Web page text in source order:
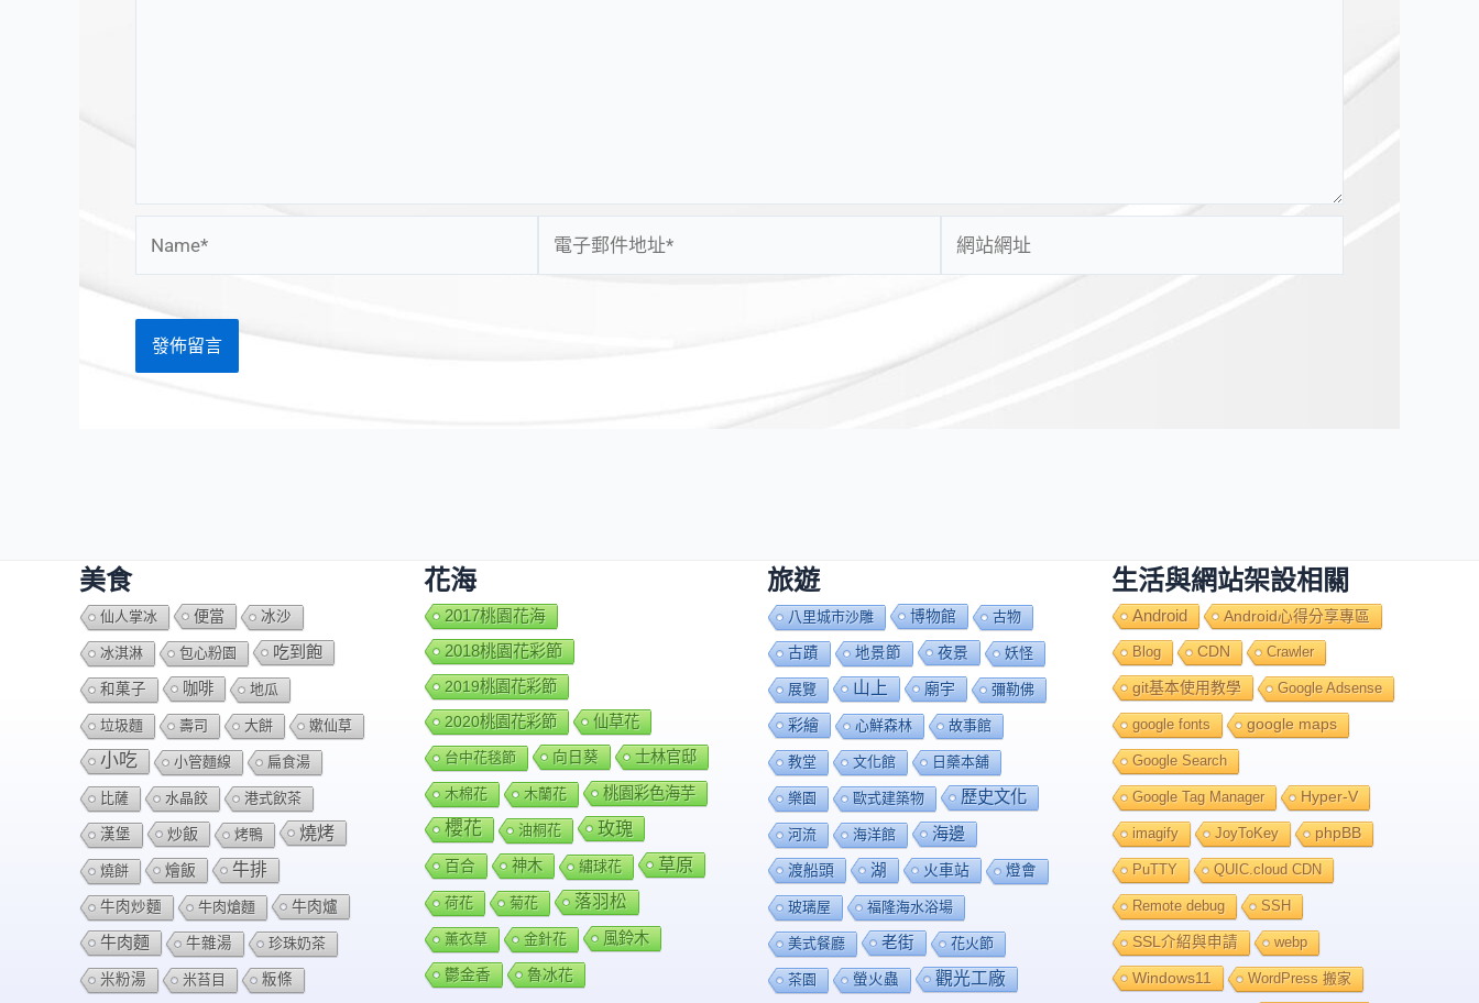
站
美食
仙人掌冰 便當 冰沙
冰淇淋 包心粉園 吃到飽
和菓子 咖啡 地瓜
垃圾麵 壽司 大餅 嫰仙草
小吃 小管麵線 扁食湯
比薩 水晶餃 港式飲茶
漢堡 炒飯 烤鴨 燒烤
燒餅 燴飯 牛排
牛肉炒麵 牛肉熗麵 牛肉爐
牛肉麵 牛雜湯 珍珠奶茶
米粉湯 米苔目 粄條
花海
2017桃園花海
2018桃園花彩節
2019桃園花彩節
2020桃園花彩節
仙草花
台中花毯節 向日葵 士林官邸
木棉花 木蘭花 桃園彩色海芋
櫻花 油桐花 玫瑰
百合 神木 繡球花 草原
荷花 菊花 落羽松
薰衣草 金針花 風鈴木
鬱金香 魯冰花
旅遊
八里城市沙雕 博物館 古物
古蹟 地景節 夜景 妖怪
展覽 山上 廟宇 彌勒佛
彩繪 心鮮森林 故事館
教堂 文化館 日藥本舖
樂園 歐式建築物 歷史文化
河流 海洋館 海邊
渡船頭 湖 火車站 燈會
玻璃屋 福隆海水浴場
美式餐廳 老街 花火節
茶園 螢火蟲 觀光工廠
生活與網站架設相關
Android Android心得分享專區
Blog CDN Crawler
git基本使用教學 Google Adsense
google fonts google maps
Google Search
Google Tag Manager Hyper-V
imagify JoyToKey phpBB
PuTTY QUIC.cloud CDN
Remote debug SSH
SSL介紹與申請 webp
Windows11 WordPress 搬家